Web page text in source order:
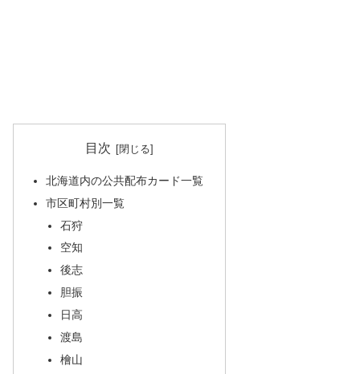
目次
北海道内の公共配布カード一覧
市区町村別一覧
石狩
空知
後志
胆振
日高
渡島
檜山